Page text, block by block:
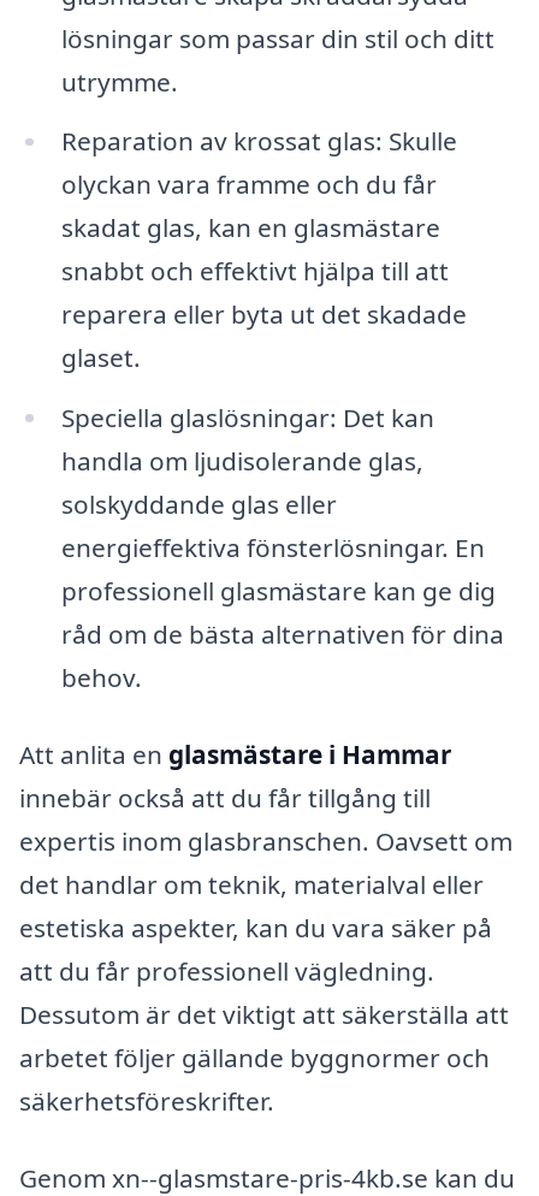
lösningar som passar din stil och ditt
utrymme.
Reparation av krossat glas: Skulle
olyckan vara framme och du får
skadat glas, kan en glasmästare
snabbt och effektivt hjälpa till att
reparera eller byta ut det skadade
glaset.
Speciella glaslösningar: Det kan
handla om ljudisolerande glas,
solskyddande glas eller
energieffektiva fönsterlösningar. En
professionell glasmästare kan ge dig
råd om de bästa alternativen för dina
behov.
Att anlita en glasmästare i Hammar
innebär också att du får tillgång till
expertis inom glasbranschen. Oavsett om
det handlar om teknik, materialval eller
estetiska aspekter, kan du vara säker på
att du får professionell vägledning.
Dessutom är det viktigt att säkerställa att
arbetet följer gällande byggnormer och
säkerhetsföreskrifter.
Genom xn--glasmstare-pris-4kb.se kan du